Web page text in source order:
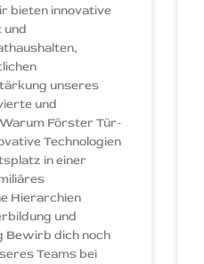
bieten innovative
und
unseres
und
Förster Tür-
Technologien
in einer
Hierarchien
und
Bewirb dich noch
Teams bei